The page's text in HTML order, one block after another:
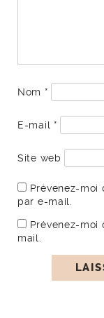
Nom *
E-mail *
Site web
Prévenez-moi
par e-mail.
Prévenez-moi
mail.